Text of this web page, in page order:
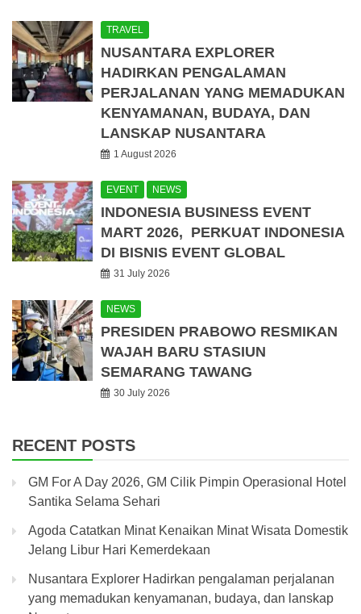
TRAVEL
NUSANTARA EXPLORER
HADIRKAN PENGALAMAN
PERJALANAN YANG MEMADUKAN
KENYAMANAN, BUDAYA, DAN
LANSKAP NUSANTARA
1 August 2026
EVENT NEWS
INDONESIA BUSINESS EVENT
MART 2026, PERKUAT INDONESIA
DI BISNIS EVENT GLOBAL
31 July 2026
NEWS
PRESIDEN PRABOWO RESMIKAN
WAJAH BARU STASIUN
SEMARANG TAWANG
30 July 2026
RECENT POSTS
GM For A Day 2026, GM Cilik Pimpin Operasional Hotel
Santika Selama Sehari
Agoda Catatkan Minat Kenaikan Minat Wisata Domestik
Jelang Libur Hari Kemerdekaan
Nusantara Explorer Hadirkan pengalaman perjalanan
yang memadukan kenyamanan, budaya, dan lanskap